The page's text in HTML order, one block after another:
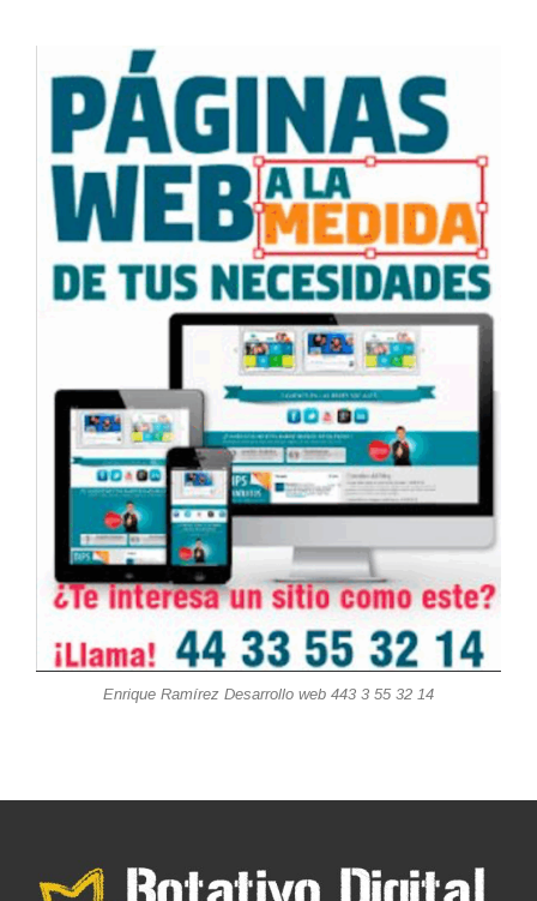
Enrique Ramírez Desarrollo web 443 3 55 32 14